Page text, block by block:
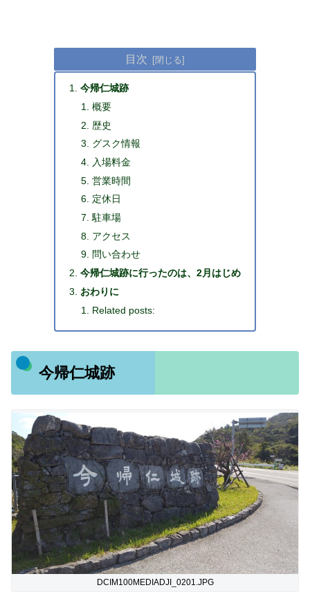
目次
今帰仁城跡
概要
歴史
グスク情報
入場料金
営業時間
定休日
駐車場
アクセス
問い合わせ
今帰仁城跡に行ったのは、2月はじめ
おわりに
Related posts:
今帰仁城跡
DCIM100MEDIADJI_0201.JPG